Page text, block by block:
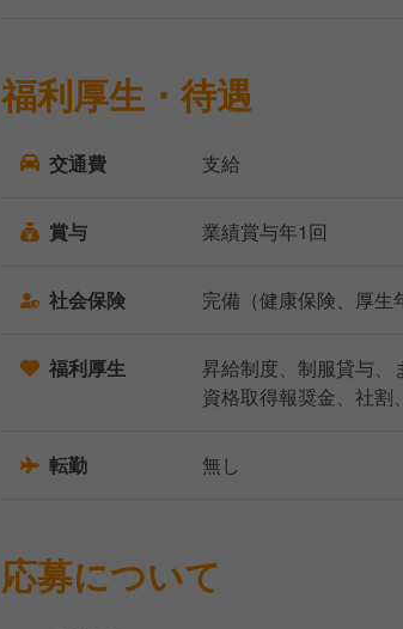
福利厚生・待遇
交通費 支給
賞与 業績賞与年1回
社会保険 完備（健康保険、厚生
福利厚生
昇給制度、制服貸与、
資格取得報奨金、社割
転勤 無し
応募について